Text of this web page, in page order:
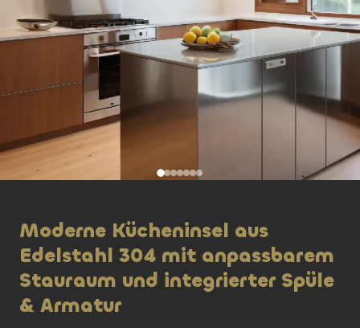
Moderne Kücheninsel aus
Edelstahl 304 mit anpassbarem
Stauraum und integrierter Spüle
& Armatur